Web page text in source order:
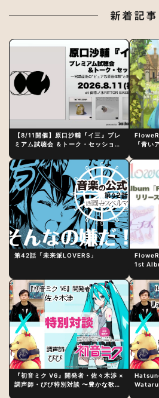
新着記事
【8/11開催】原口沙輔『イ三』プレ
ミアム試聴会 ＆トーク・セッション
制作秘話
『青い
第42話「未来派LOVERS」
1st
『初音ミク V6』開発者・佐々木渉 ×
調声師・びび特別対談 〜豊かな歌声